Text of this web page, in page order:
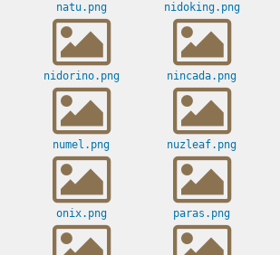
natu.png nidoking.png
nidorino.png nincada.png
numel.png nuzleaf.png
onix.png paras.png